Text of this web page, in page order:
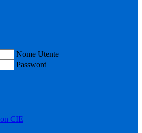
Nome Utente
Password
CIE